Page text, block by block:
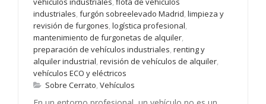
industriales, furgón sobreelevado Madrid, limpieza y
revisión de furgones, logística profesional,
mantenimiento de furgonetas de alquiler,
preparación de vehículos industriales, renting y
alquiler industrial, revisión de vehículos de alquiler,
vehículos ECO y eléctricos
Sobre Cerrato, Vehículos